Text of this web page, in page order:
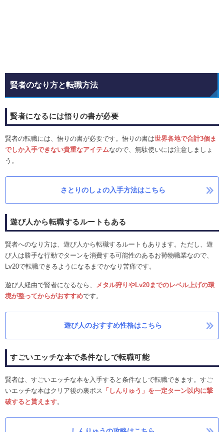
賢者のなり方と転職方法
賢者になるには悟りの書が必要
賢者の転職には、悟りの書が必要です。悟りの書は世界各地で合計3個ま
でしか入手できない貴重なアイテムなので、無駄使いには注意しましょ
う。
さとりのしょの入手方法はこちら
遊び人から転職するルートもある
賢者へのなり方は、遊び人から転職するルートもあります。ただし、遊
び人は勝手な行動でターンを消費する可能性のあるお荷物職業なので、
Lv20で転職できるようになるまでかなり苦痛です。
遊び人経由で賢者になるなら、 メタル狩りやLv20までのレベル上げの環
境が整ってからがおすすめです。
遊び人のおすすめ性格はこちら
すごいエッチな本で条件なしで転職可能
賢者は、すごいエッチな本を入手すると条件なしで転職できます。すご
いエッチな本はクリア後の裏ボス 「しんりゅう」を一定ターン以内に撃
破すると貰えます。